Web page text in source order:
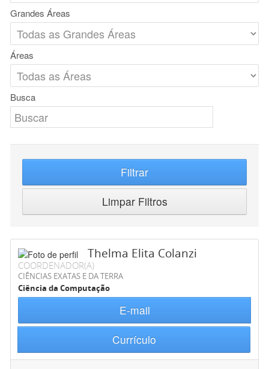
Grandes Áreas
Áreas
Busca
Filtrar
Limpar Filtros
Thelma Elita Colanzi
COORDENADOR(A)
CIÊNCIAS EXATAS E DA TERRA
Ciência da Computação
E-mail
Currículo